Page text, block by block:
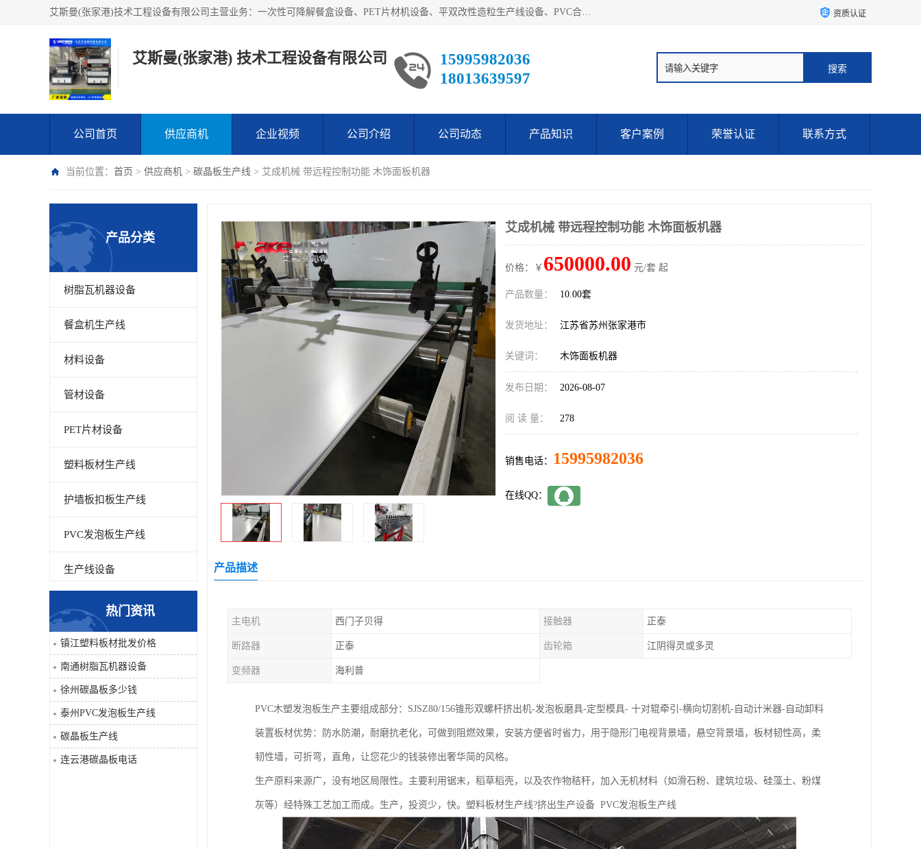
艾斯曼(张家港)技术工程设备有限公司主营业务：一次性可降解餐盒设备、PET片材机设备、平双改性造粒生产线设备、PVC合成树脂瓦设备、PP中空建筑模板设备、PVC管材设备等。成立至今，在国内我们的产品已经销售到全国所有省份，拥有多家客户，在国外产品出口到五十多个国家和地区。 资质认证
艾斯曼(张家港) 技术工程设备有限公司
15995982036
18013639597
公司首页 供应商机 企业视频 公司介绍 公司动态 产品知识 客户案例 荣誉认证 联系方式
当前位置： 首页 > 供应商机 > 碳晶板生产线 > 艾成机械 带远程控制功能 木饰面板机器
产品分类
树脂瓦机器设备
餐盒机生产线
材料设备
管材设备
PET片材设备
塑料板材生产线
护墙板扣板生产线
PVC发泡板生产线
生产线设备
碳晶板生产线
PVC仿大理石板生产线
热门资讯
镇江塑料板材批发价格
南通树脂瓦机器设备
徐州碳晶板多少钱
泰州PVC发泡板生产线
碳晶板生产线
连云港碳晶板电话
艾成机械 带远程控制功能 木饰面板机器
价格：￥ 650000.00 元/套 起
产品数量： 10.00套
发货地址： 江苏省苏州张家港市
关键词： 木饰面板机器
发布日期： 2026-08-07
阅 读 量： 278
销售电话： 15995982036
在线QQ：
产品描述
主电机 西门子贝得 接触器 正泰
断路器 正泰 齿轮箱 江阴得灵或多灵
变频器 海利普
PVC木塑发泡板生产主要组成部分：SJSZ80/156锥形双螺杆挤出机-发泡板磨具-定型模具- 十对辊牵引-横向切割机-自动计米器-自动卸料
装置板材优势：防水防潮，耐磨抗老化，可做到阻燃效果，安装方便省时省力，用于隐形门电视背景墙，悬空背景墙，板材韧性高，柔
韧性墙，可折弯，直角，让您花少的钱装修出奢华简的风格。
生产原料来源广，没有地区局限性。主要利用锯末，稻草稻壳，以及农作物秸秆，加入无机材料（如滑石粉、建筑垃圾、硅藻土、粉煤
灰等）经特殊工艺加工而成。生产，投资少，快。塑料板材生产线?挤出生产设备 PVC发泡板生产线